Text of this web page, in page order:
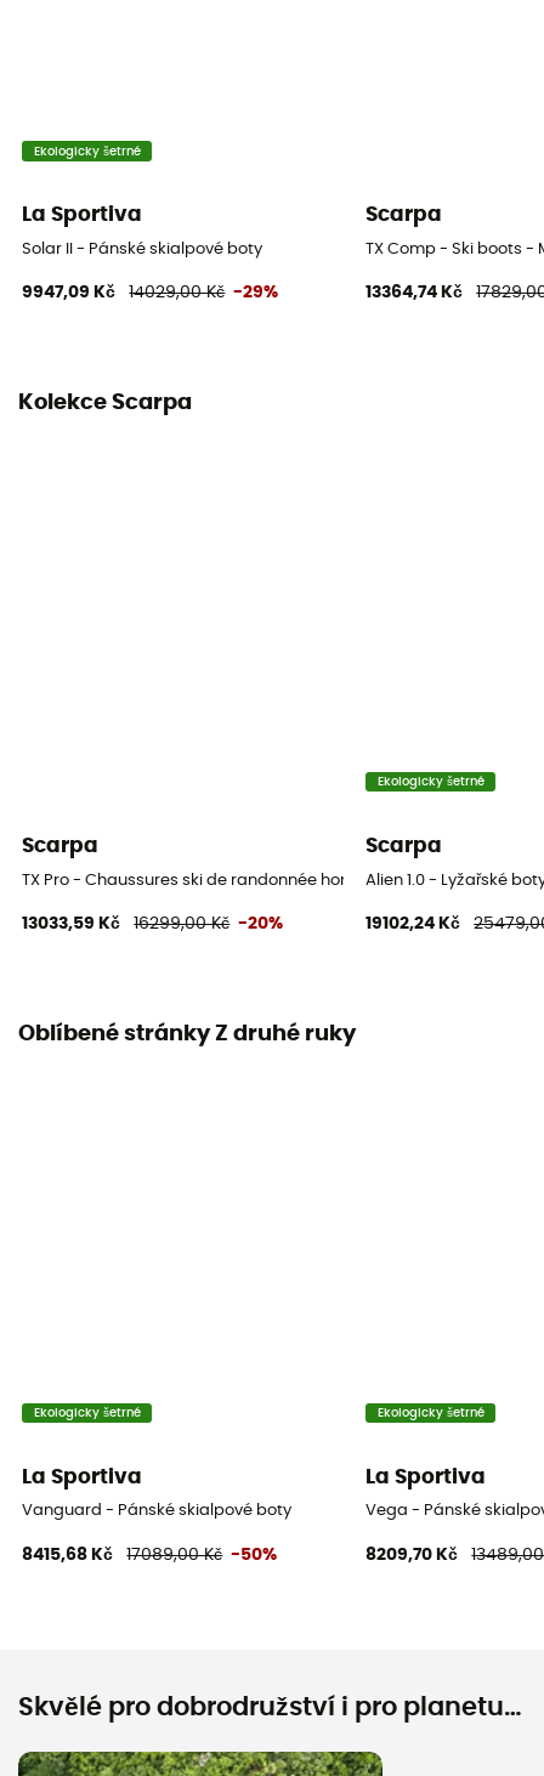
Ekologicky šetrné
La Sportiva
Solar II - Pánské skialpové boty
9947,09 Kč 14029,00 Kč -29%
Scarpa
TX Comp - Ski boots -
13364,74 Kč
Kolekce Scarpa
Scarpa
TX Pro - Chaussures ski de randonnée homme
13033,59 Kč 16299,00 Kč -20%
Ekologicky šetrné
Scarpa
Alien 1.0 - Lyžařské
19102,24 Kč
Oblíbené stránky Z druhé ruky
Ekologicky šetrné
La Sportiva
Vanguard - Pánské skialpové boty
8415,68 Kč 17089,00 Kč -50%
Ekologicky šetrné
La Sportiva
Vega - Pánské
8209,70 Kč
Skvělé pro dobrodružství i pro planetu…